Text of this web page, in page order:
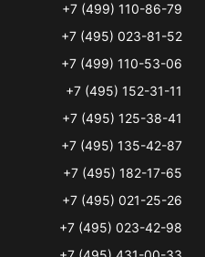
+7 (499) 110-86-79
+7 (495) 023-81-52
+7 (499) 110-53-06
+7 (495) 152-31-11
+7 (495) 125-38-41
+7 (495) 135-42-87
+7 (495) 182-17-65
+7 (495) 021-25-26
+7 (495) 023-42-98